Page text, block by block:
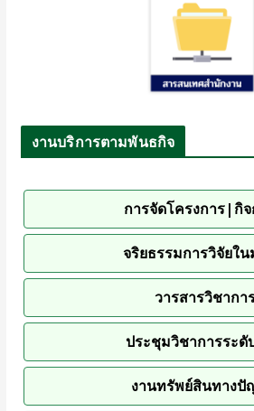
งานบริการตามพันธกิจ
การจัดโครงการ|กิ
จริยธรรมการวิจัยใ
วารสารวิชากา
ประชุมวิชาการระดั
งานทรัพย์สินทาง